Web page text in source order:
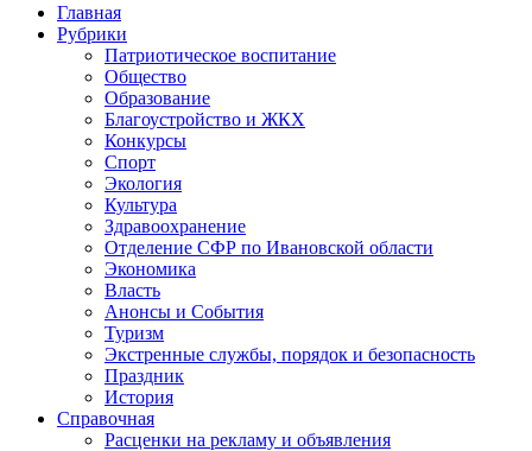
Промотать
содержимому
Главная
Рубрики
Патриотическое воспитание
Общество
Образование
Благоустройство и ЖКХ
Конкурсы
Спорт
Экология
Культура
Здравоохранение
Отделение СФР по Ивановской области
Экономика
Власть
Анонсы и События
Туризм
Экстренные службы, порядок и безопасность
Праздник
История
Справочная
Расценки на рекламу и объявления